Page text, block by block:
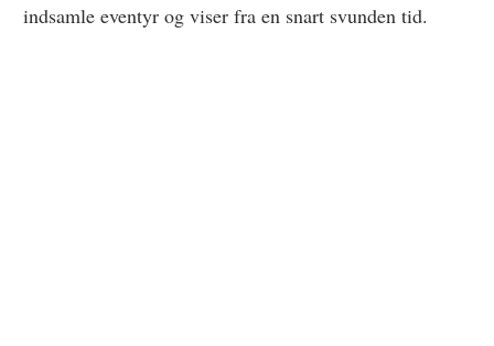
indsamle eventyr og viser fra en snart svunden tid.